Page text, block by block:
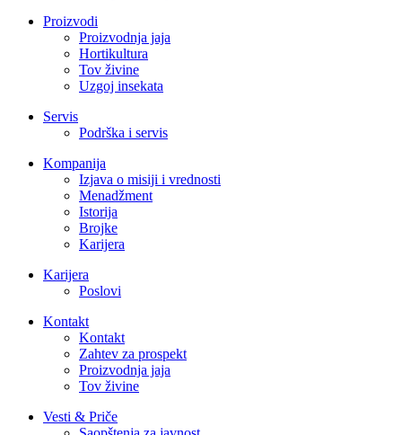
Proizvodi
Proizvodnja jaja
Hortikultura
Tov živine
Uzgoj insekata
Servis
Podrška i servis
Kompanija
Izjava o misiji i vrednosti
Menadžment
Istorija
Brojke
Karijera
Karijera
Poslovi
Kontakt
Kontakt
Zahtev za prospekt
Proizvodnja jaja
Tov živine
Vesti & Priče